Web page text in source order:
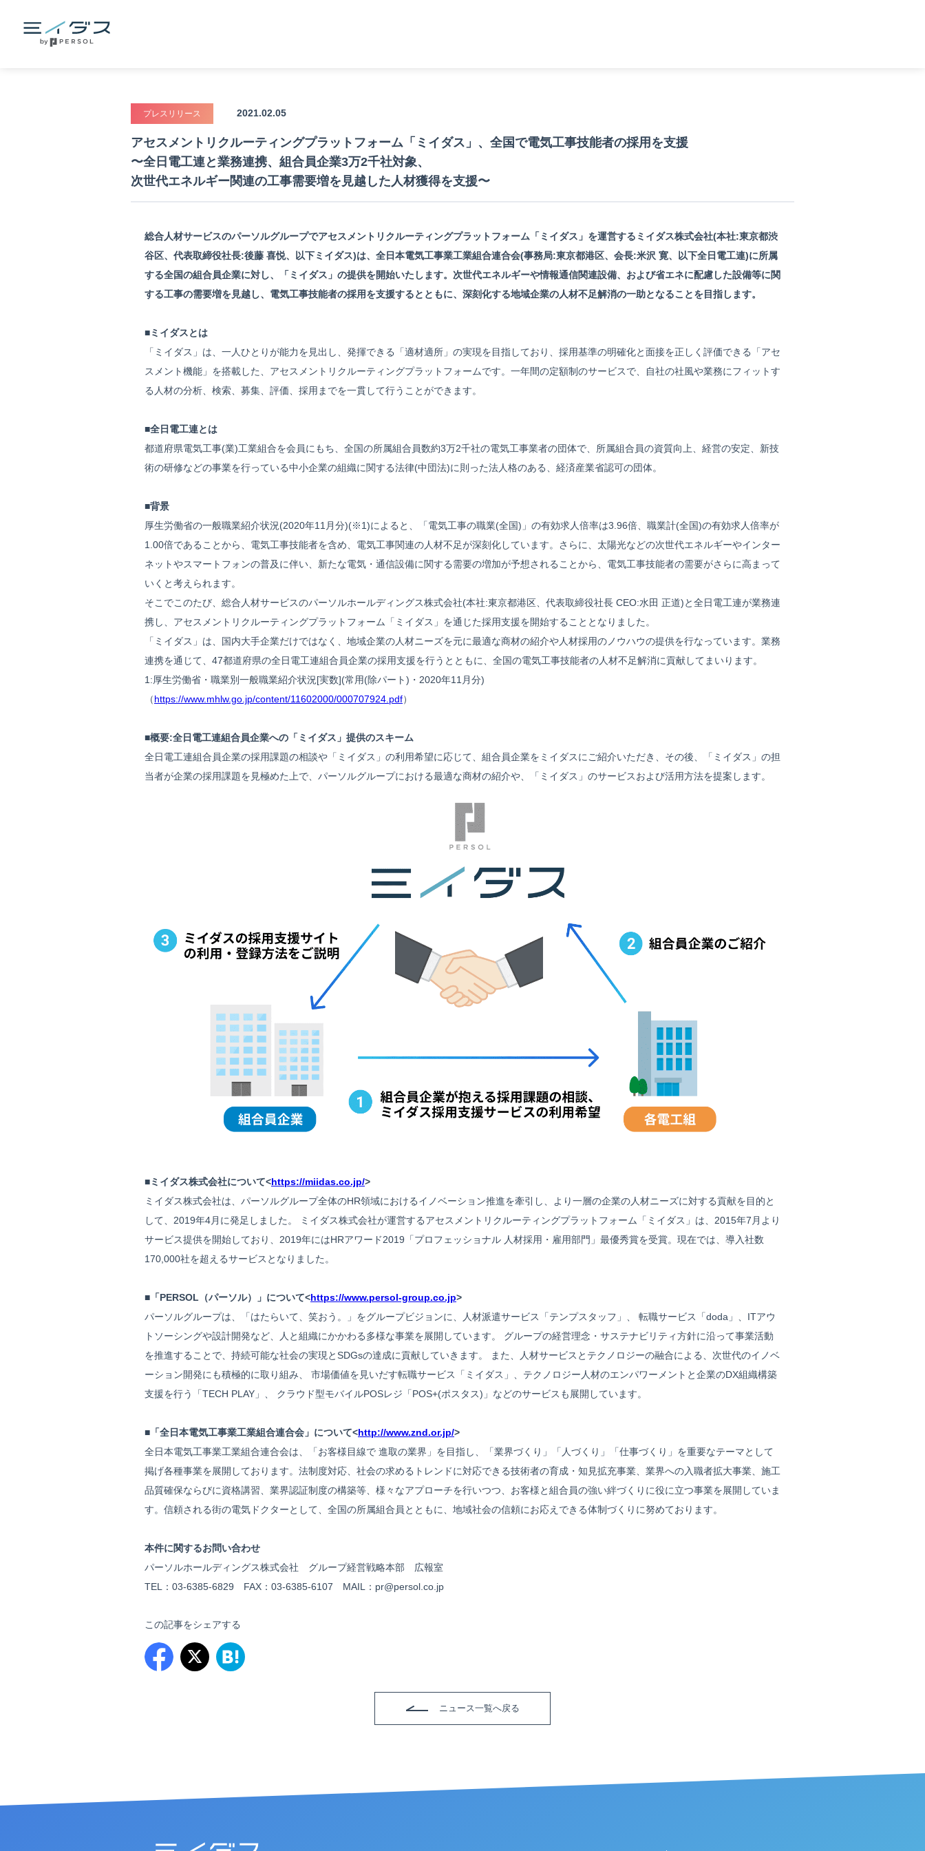
プレスリリース 2021.02.05
アセスメントリクルーティングプラットフォーム「ミイダス」、全国で電気工事技能者の採用を支援
〜全日電工連と業務連携、組合員企業3万2千社対象、
次世代エネルギー関連の工事需要増を見越した人材獲得を支援〜
総合人材サービスのパーソルグループでアセスメントリクルーティングプラットフォーム「ミイダス」を運営するミイダス株式会社(本社:東京都渋
谷区、代表取締役社⻑:後藤 喜悦、以下ミイダス)は、全日本電気工事業工業組合連合会(事務局:東京都港区、会⻑:米沢 寛、以下全日電工連)に所属
する全国の組合員企業に対し、「ミイダス」の提供を開始いたします。次世代エネルギーや情報通信関連設備、および省エネに配慮した設備等に関
する工事の需要増を見越し、電気工事技能者の採用を支援するとともに、深刻化する地域企業の人材不足解消の一助となることを目指します。
■ミイダスとは
「ミイダス」は、一人ひとりが能力を見出し、発揮できる「適材適所」の実現を目指しており、採用基準の明確化と面接を正しく評価できる「アセ
スメント機能」を搭載した、アセスメントリクルーティングプラットフォームです。一年間の定額制のサービスで、自社の社風や業務にフィットす
る人材の分析、検索、募集、評価、採用までを一貫して行うことができます。
■全日電工連とは
都道府県電気工事(業)工業組合を会員にもち、全国の所属組合員数約3万2千社の電気工事業者の団体で、所属組合員の資質向上、経営の安定、新技
術の研修などの事業を行っている中小企業の組織に関する法律(中団法)に則った法人格のある、経済産業省認可の団体。
■背景
厚生労働省の一般職業紹介状況(2020年11月分)(※1)によると、「電気工事の職業(全国)」の有効求人倍率は3.96倍、職業計(全国)の有効求人倍率が
1.00倍であることから、電気工事技能者を含め、電気工事関連の人材不足が深刻化しています。さらに、太陽光などの次世代エネルギーやインター
ネットやスマートフォンの普及に伴い、新たな電気・通信設備に関する需要の増加が予想されることから、電気工事技能者の需要がさらに高まって
いくと考えられます。
そこでこのたび、総合人材サービスのパーソルホールディングス株式会社(本社:東京都港区、代表取締役社⻑ CEO:水田 正道)と全日電工連が業務連
携し、アセスメントリクルーティングプラットフォーム「ミイダス」を通じた採用支援を開始することとなりました。
「ミイダス」は、国内大手企業だけではなく、地域企業の人材ニーズを元に最適な商材の紹介や人材採用のノウハウの提供を行なっています。業務
連携を通じて、47都道府県の全日電工連組合員企業の採用支援を行うとともに、全国の電気工事技能者の人材不足解消に貢献してまいります。
1:厚生労働省・職業別一般職業紹介状況[実数](常用(除パート)・2020年11月分)
（https://www.mhlw.go.jp/content/11602000/000707924.pdf）
■概要:全日電工連組合員企業への「ミイダス」提供のスキーム
全日電工連組合員企業の採用課題の相談や「ミイダス」の利用希望に応じて、組合員企業をミイダスにご紹介いただき、その後、「ミイダス」の担
当者が企業の採用課題を見極めた上で、パーソルグループにおける最適な商材の紹介や、「ミイダス」のサービスおよび活用方法を提案します。
■ミイダス株式会社について<https://miidas.co.jp/>
ミイダス株式会社は、パーソルグループ全体のHR領域におけるイノベーション推進を牽引し、より一層の企業の人材ニーズに対する貢献を目的と
して、2019年4月に発足しました。 ミイダス株式会社が運営するアセスメントリクルーティングプラットフォーム「ミイダス」は、2015年7月より
サービス提供を開始しており、2019年にはHRアワード2019「プロフェッショナル 人材採用・雇用部門」最優秀賞を受賞。現在では、導入社数
170,000社を超えるサービスとなりました。
■「PERSOL（パーソル）」について<https://www.persol-group.co.jp>
パーソルグループは、「はたらいて、笑おう。」をグループビジョンに、人材派遣サービス「テンプスタッフ」、 転職サービス「doda」、ITアウ
トソーシングや設計開発など、人と組織にかかわる多様な事業を展開しています。 グループの経営理念・サステナビリティ方針に沿って事業活動
を推進することで、持続可能な社会の実現とSDGsの達成に貢献していきます。 また、人材サービスとテクノロジーの融合による、次世代のイノベ
ーション開発にも積極的に取り組み、 市場価値を見いだす転職サービス「ミイダス」、テクノロジー人材のエンパワーメントと企業のDX組織構築
支援を行う「TECH PLAY」、 クラウド型モバイルPOSレジ「POS+(ポスタス)」などのサービスも展開しています。
■「全日本電気工事業工業組合連合会」について<http://www.znd.or.jp/>
全日本電気工事業工業組合連合会は、「お客様目線で 進取の業界」を目指し、「業界づくり」「人づくり」「仕事づくり」を重要なテーマとして
掲げ各種事業を展開しております。法制度対応、社会の求めるトレンドに対応できる技術者の育成・知見拡充事業、業界への入職者拡大事業、施工
品質確保ならびに資格講習、業界認証制度の構築等、様々なアプローチを行いつつ、お客様と組合員の強い絆づくりに役に立つ事業を展開していま
す。信頼される街の電気ドクターとして、全国の所属組合員とともに、地域社会の信頼にお応えできる体制づくりに努めております。
本件に関するお問い合わせ
パーソルホールディングス株式会社 グループ経営戦略本部 広報室
TEL：03-6385-6829 FAX：03-6385-6107 MAIL：pr@persol.co.jp
この記事をシェアする
ニュース一覧へ戻る